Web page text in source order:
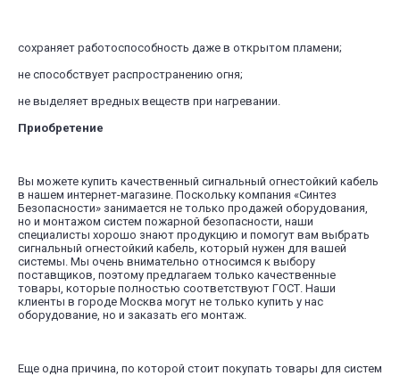
сохраняет работоспособность даже в открытом пламени;
не способствует распространению огня;
не выделяет вредных веществ при нагревании.
Приобретение
Вы можете купить качественный сигнальный огнестойкий кабель
в нашем интернет-магазине. Поскольку компания «Синтез
Безопасности» занимается не только продажей оборудования,
но и монтажом систем пожарной безопасности, наши
специалисты хорошо знают продукцию и помогут вам выбрать
сигнальный огнестойкий кабель, который нужен для вашей
системы. Мы очень внимательно относимся к выбору
поставщиков, поэтому предлагаем только качественные
товары, которые полностью соответствуют ГОСТ. Наши
клиенты в городе Москва могут не только купить у нас
оборудование, но и заказать его монтаж.
Еще одна причина, по которой стоит покупать товары для систем